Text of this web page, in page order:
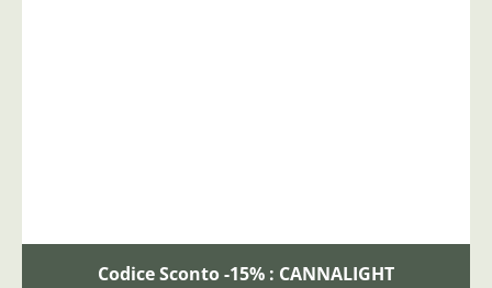
Codice Sconto -15% : CANNALIGHT